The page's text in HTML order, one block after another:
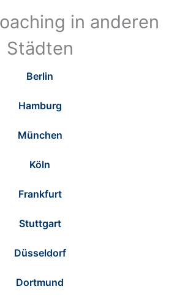
in anderen
Städten
Berlin
Hamburg
München
Köln
Frankfurt
Stuttgart
Düsseldorf
Dortmund